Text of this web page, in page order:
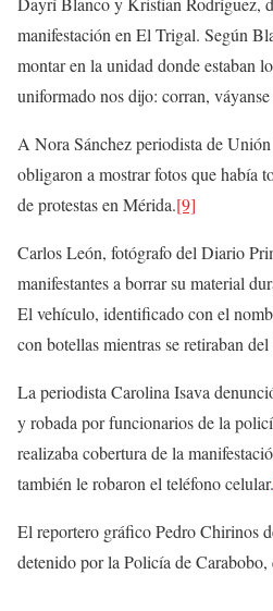
manifestación en El Trigal. Según
montar en la unidad donde estaban
uniformado nos dijo: corran,
A Nora Sánchez periodista de
obligaron a mostrar fotos que había
de protestas en Mérida.[9]
Carlos León, fotógrafo del Diario
manifestantes a borrar su material
El vehículo, identificado con el
con botellas mientras se retiraban del
La periodista Carolina Isava
y robada por funcionarios de la
realizaba cobertura de la
también le robaron el teléfono celular.
El reportero gráfico Pedro Chirinos
detenido por la Policía de